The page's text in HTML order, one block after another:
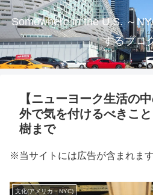
Somewhere in the U.S. ～
するブロ
【ニューヨーク生活の
外で気を付けるべきこ
樹まで
※当サイトには広告が含まれます
文化(アメリカ・NYC)